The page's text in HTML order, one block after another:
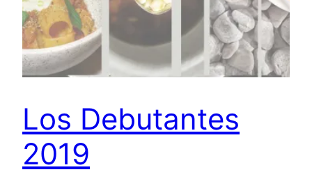
Los Debutantes
2019